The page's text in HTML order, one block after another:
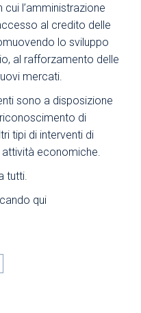
l’amministrazione
al credito delle
lo sviluppo
al rafforzamento delle
mercati.
sono a disposizione
di
tipi di interventi di
economiche.
tutti.
qui